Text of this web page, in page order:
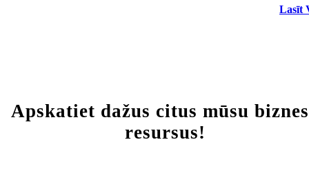
Lasīt
Apskatiet dažus citus mūsu
resursus!